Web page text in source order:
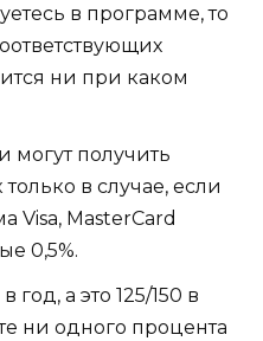
в программе, то
ни при каком
могут получить
в случае, если
Visa, MasterCard
0,5%.
год, а это 125/150 в
ни одного процента